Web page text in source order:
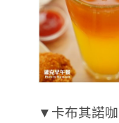
▼卡布其諾